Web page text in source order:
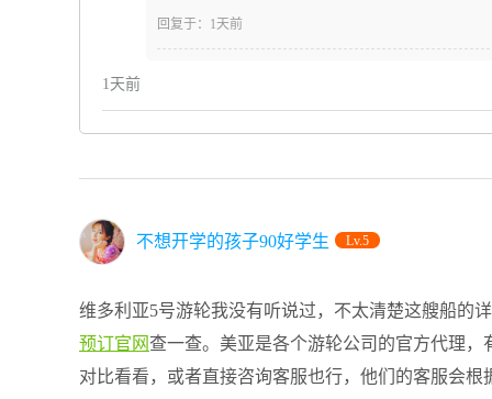
回复于：1天前
1天前
不想开学的孩子90好学生 Lv.5
维多利亚5号游轮我没有听说过，不太清楚这艘船的
预订官网查一查。美亚是各个游轮公司的官方代理
对比看看，或者直接咨询客服也行，他们的客服会